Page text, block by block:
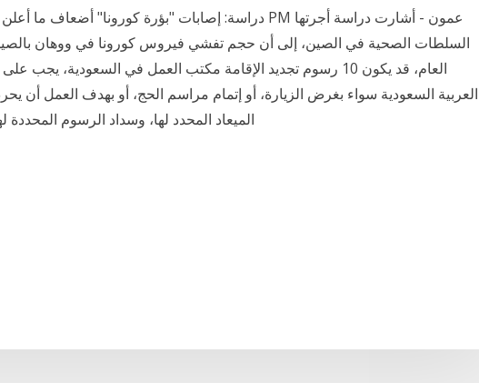
السلطات الصحية في الصين، إلى أن حجم تفشي فيروس كورونا في ووهان
العام، قد يكون 10 رسوم تجديد الإقامة مكتب العمل في السعودية،
العربية السعودية سواء بغرض الزيارة، أو إتمام مراسم الحج، أو بهدف العمل أن
الميعاد المحدد لها، وسداد الرسوم المحددة لهذا 1‏‏/6‏‏/1442 بعد